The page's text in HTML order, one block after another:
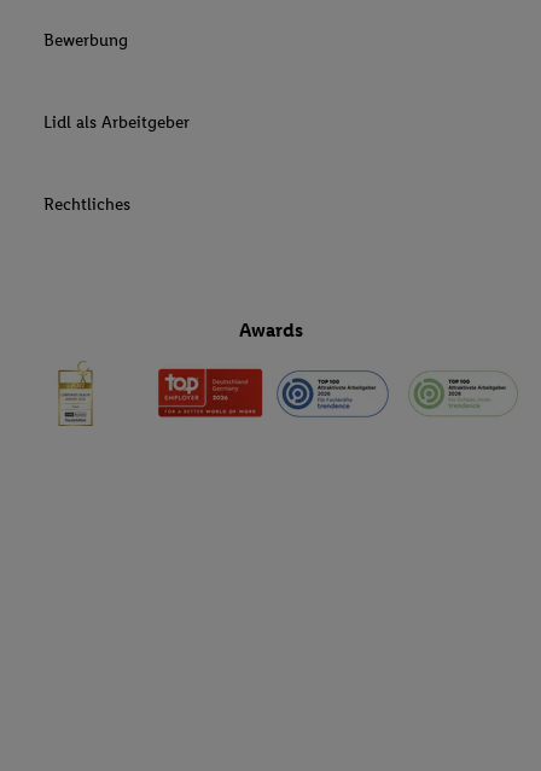
Bewerbung
Lidl als Arbeitgeber
Rechtliches
Awards